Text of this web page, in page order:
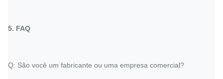
5. FAQ
Q: São você um fabricante ou uma empresa comercial?